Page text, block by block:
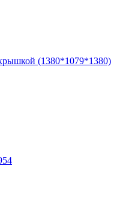
(1380*1079*1380)